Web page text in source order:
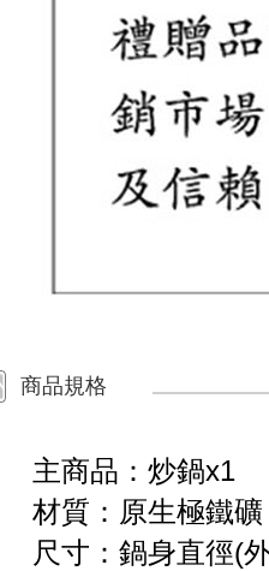
商品規格
主商品：炒鍋x1
材質：原生極鐵礦
尺寸：鍋身直徑(